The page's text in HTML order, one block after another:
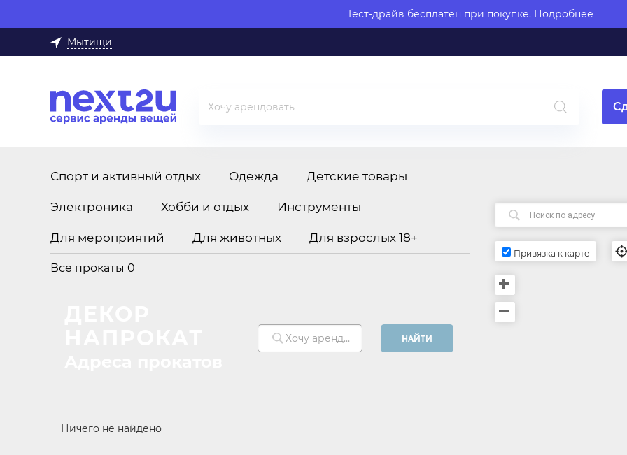
Тест-драйв бесплатен при покупке. Подробнее
Мытищи
Спорт и активный отдых Одежда Детские товары
Электроника Хобби и отдых Инструменты
Для мероприятий Для животных Для взрослых 18+
Все прокаты 0
НАЙТИ
Хочу арендовать...
Ничего не найдено
Привязка к карте